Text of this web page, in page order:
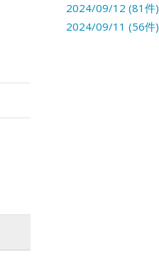
2024/09/12 (81件)
2024/09/11 (56件)